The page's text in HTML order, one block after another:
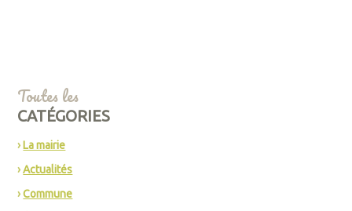
Toutes les
CATÉGORIES
La mairie
Actualités
Commune